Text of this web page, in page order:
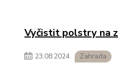
Vyčistit polstry na
23.08.2024 Zahrada